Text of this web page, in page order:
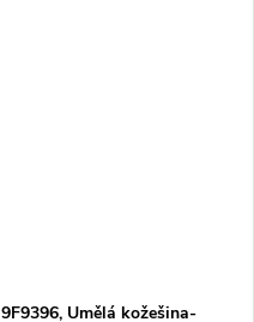
9F9396, Umělá kožešina-